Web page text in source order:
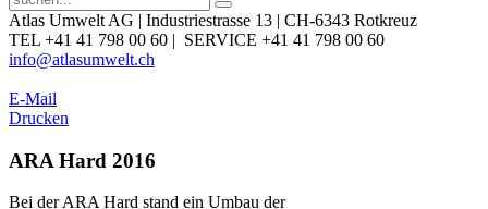
Atlas Umwelt AG | Industriestrasse 13 | CH-6343 Rotkreuz
TEL +41 41 798 00 60 | SERVICE +41 41 798 00 60
info@atlasumwelt.ch
E-Mail
Drucken
ARA Hard 2016
Bei der ARA Hard stand ein Umbau der